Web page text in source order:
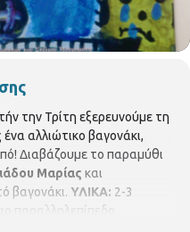
την Τρίτη εξερευνούμε τη
αλλιώτικο βαγονάκι,
Διαβάζουμε το παραμύθι
Μαρίας και
βαγονάκι. ΥΛΙΚΑ: 2-3
παραλληλεπίπεδο